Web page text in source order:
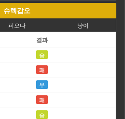
슈렉갑오
피오나 냥이
결과
승
패
무
패
승